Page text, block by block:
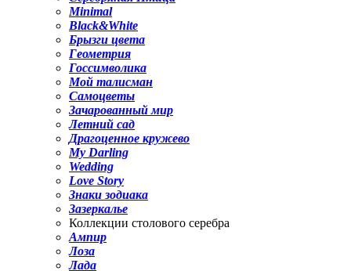
Minimal
Black&White
Брызги цвета
Геометрия
Госсимволика
Мой талисман
Самоцветы
Зачарованный мир
Летний сад
Драгоценное кружево
My Darling
Wedding
Love Story
Знаки зодиака
Зазеркалье
Коллекции столового серебра
Ампир
Лоза
Лада